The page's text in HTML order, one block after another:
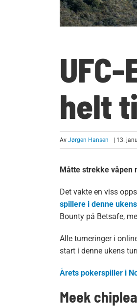
helt
Av Jørgen Hansen | 13.
Måtte strekke våpen
Det vakte en viss
spillere i denne
Bounty på Betsafe,
Alle turneringer i
start i denne ukens
Årets pokerspiller i
Meek